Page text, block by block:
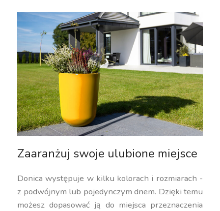
Zaaranżuj swoje ulubione miejsce
Donica występuje w kilku kolorach i rozmiarach -
z podwójnym lub pojedynczym dnem. Dzięki temu
możesz dopasować ją do miejsca przeznaczenia